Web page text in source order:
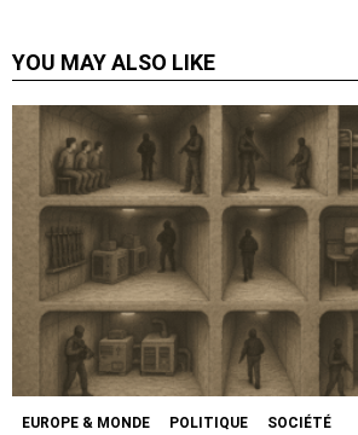
YOU MAY ALSO LIKE
EUROPE & MONDE POLITIQUE SOCIÉTÉ